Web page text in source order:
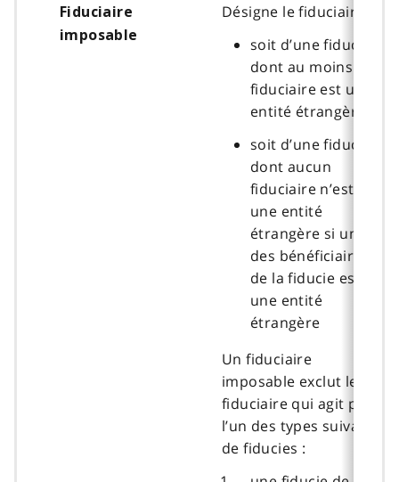
Fiduciaire
imposable
Désigne le fiduciaire :
soit d’une fiducie
dont au moins un
fiduciaire est une
entité étrangère
soit d’une fiducie
dont aucun
fiduciaire n’est
une entité
étrangère si un
des bénéficiaires
de la fiducie est
une entité
étrangère
Un fiduciaire
imposable exclut le
fiduciaire qui agit pour
l’un des types suivants
de fiducies :